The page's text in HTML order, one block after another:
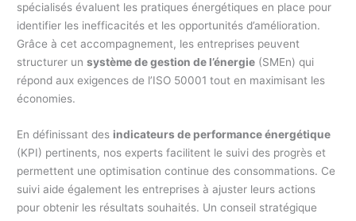
spécialisés évaluent les pratiques énergétiques en place pour
identifier les inefficacités et les opportunités d’amélioration.
Grâce à cet accompagnement, les entreprises peuvent
structurer unsystème de gestion de l’énergie (SMEn) qui
répond aux exigences de l’ISO 50001 tout en maximisant les
économies.
En définissant des indicateurs de performance énergétique
(KPI) pertinents, nos experts facilitent le suivi des progrès et
permettent une optimisation continue des consommations. Ce
suivi aide également les entreprises à ajuster leurs actions
pour obtenir les résultats souhaités. Un conseil stratégique